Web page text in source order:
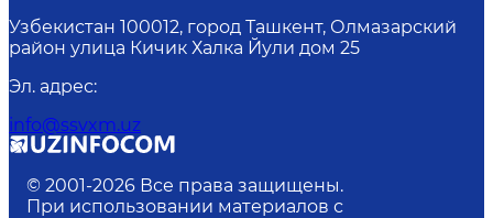
Узбекистан 100012, город Ташкент, Олмазарский
район улица Кичик Халка Йули дом 25
Эл. адрес:
info@ssvxm.uz
© 2001-2026 Все права защищены.
При использовании материалов с